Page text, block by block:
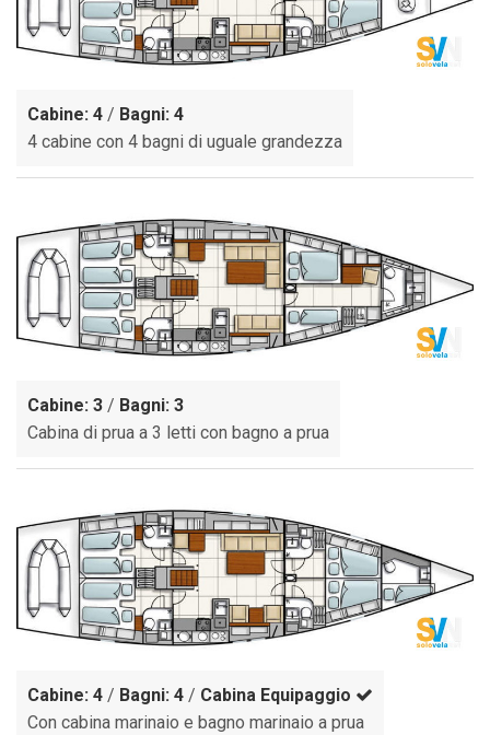
Cabine: 4 / Bagni: 4
4 cabine con 4 bagni di uguale grandezza
Cabine: 3 / Bagni: 3
Cabina di prua a 3 letti con bagno a prua
Cabine: 4 / Bagni: 4 / Cabina Equipaggio
Con cabina marinaio e bagno marinaio a prua